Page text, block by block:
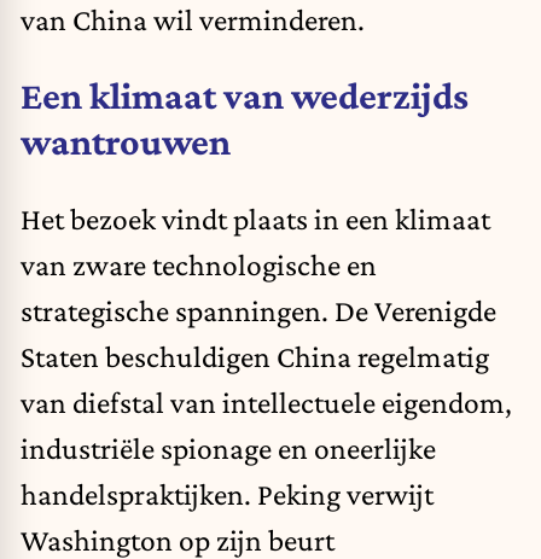
van China wil verminderen.
Een klimaat van wederzijds
wantrouwen
Het bezoek vindt plaats in een klimaat
van zware technologische en
strategische spanningen. De Verenigde
Staten beschuldigen China regelmatig
van diefstal van intellectuele eigendom,
industriële spionage en oneerlijke
handelspraktijken. Peking verwijt
Washington op zijn beurt